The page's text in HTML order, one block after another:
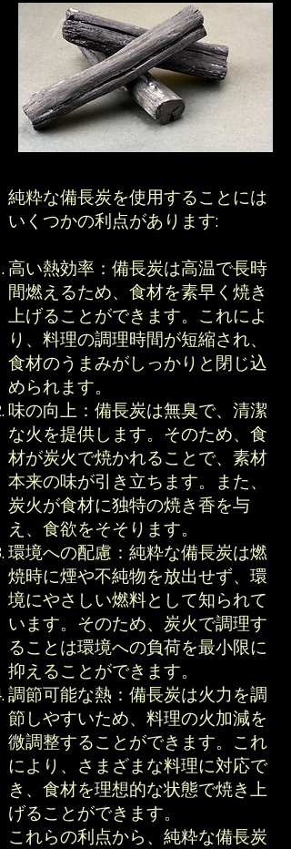
純粋な備長炭を使用することには
いくつかの利点があります:
高い熱効率：備長炭は高温で長時
間燃えるため、食材を素早く焼き
上げることができます。これによ
り、料理の調理時間が短縮され、
食材のうまみがしっかりと閉じ込
められます。
味の向上：備長炭は無臭で、清潔
な火を提供します。そのため、食
材が炭火で焼かれることで、素材
本来の味が引き立ちます。また、
炭火が食材に独特の焼き香を与
え、食欲をそそります。
環境への配慮：純粋な備長炭は燃
焼時に煙や不純物を放出せず、環
境にやさしい燃料として知られて
います。そのため、炭火で調理す
ることは環境への負荷を最小限に
抑えることができます。
調節可能な熱：備長炭は火力を調
節しやすいため、料理の火加減を
微調整することができます。これ
により、さまざまな料理に対応で
き、食材を理想的な状態で焼き上
げることができます。
これらの利点から、純粋な備長炭